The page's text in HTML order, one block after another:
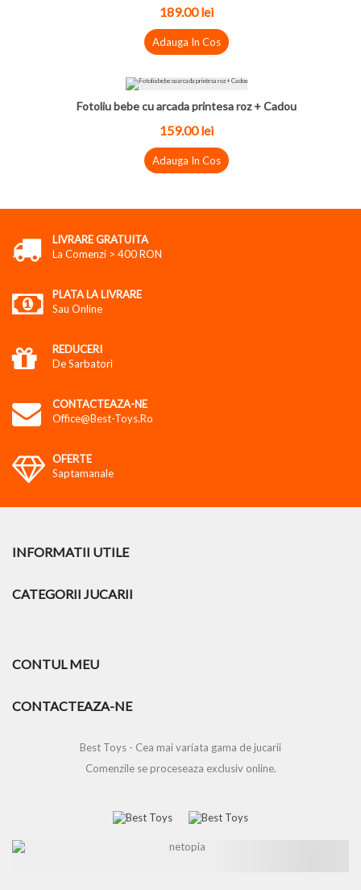
189.00 lei
Adauga In Cos
Fotoliu bebe cu arcada printesa roz + Cadou
159.00 lei
Adauga In Cos
LIVRARE GRATUITA
La Comenzi > 400 RON
PLATA LA LIVRARE
Sau Online
REDUCERI
De Sarbatori
CONTACTEAZA-NE
Office@best-Toys.ro
OFERTE
Saptamanale
INFORMATII UTILE
CATEGORII JUCARII
CONTUL MEU
CONTACTEAZA-NE
Best Toys - Cea mai variata gama de jucarii
Comenzile se proceseaza exclusiv online.